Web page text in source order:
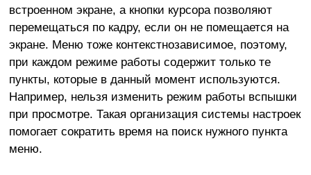
встроенном экране, а кнопки курсора позволяют
перемещаться по кадру, если он не помещается на
экране. Меню тоже контекстнозависимое, поэтому,
при каждом режиме работы содержит только те
пункты, которые в данный момент используются.
Например, нельзя изменить режим работы вспышки
при просмотре. Такая организация системы настроек
помогает сократить время на поиск нужного пункта
меню.